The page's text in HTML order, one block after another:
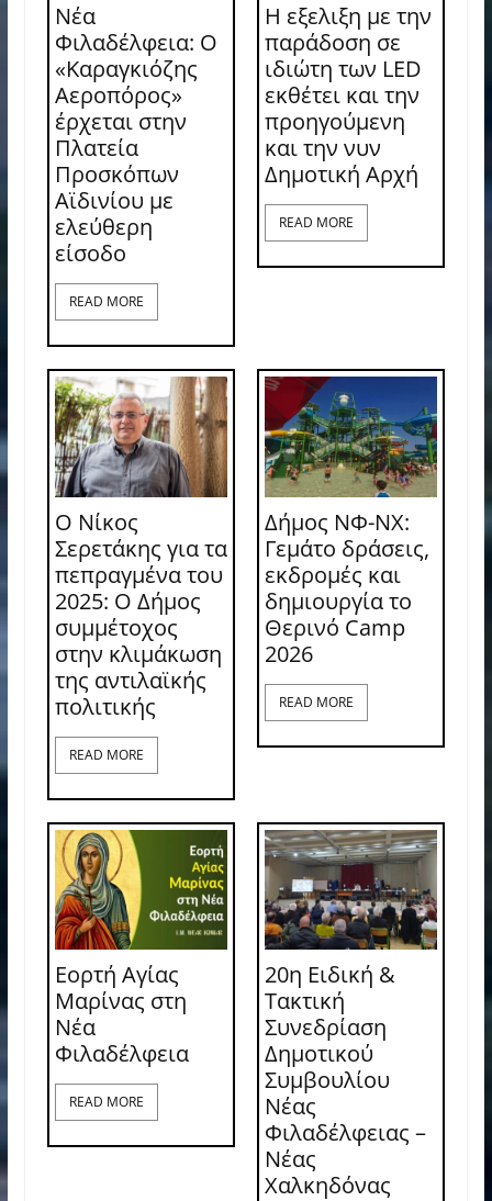
Νέα
Φιλαδέλφεια: Ο
«Καραγκιόζης
Αεροπόρος»
έρχεται στην
Πλατεία
Προσκόπων
Αϊδινίου με
ελεύθερη
είσοδο
READ MORE
Η εξελιξη με την
παράδοση σε
ιδιώτη των LED
εκθέτει και την
προηγούμενη
και την νυν
Δημοτική Αρχή
READ MORE
Ο Νίκος
Σερετάκης για τα
πεπραγμένα του
2025: Ο Δήμος
συμμέτοχος
στην κλιμάκωση
της αντιλαϊκής
πολιτικής
READ MORE
Δήμος ΝΦ-ΝΧ:
Γεμάτο δράσεις,
εκδρομές και
δημιουργία το
Θερινό Camp
2026
READ MORE
Εορτή Αγίας
Μαρίνας στη
Νέα
Φιλαδέλφεια
READ MORE
20η Ειδική &
Τακτική
Συνεδρίαση
Δημοτικού
Συμβουλίου
Νέας
Φιλαδέλφειας –
Νέας
Χαλκηδόνας